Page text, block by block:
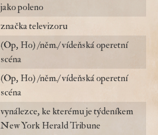
jako poleno
značka televizoru
(Op, Ho) /něm./ vídeňská operetní
scéna
(Op, Ho) /něm./ vídeňská operetní
scéna
vynálezce, ke kterému je týdeníkem
New York Herald Tribune